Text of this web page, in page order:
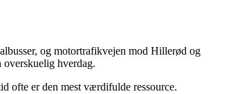
og motortrafikvejen mod Hillerød og
hverdag.
ofte er den mest værdifulde ressource.